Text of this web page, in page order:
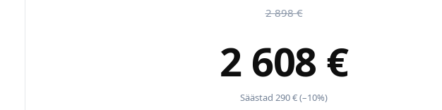
2 898 €
2 608 €
Säästad 290 € (–10%)